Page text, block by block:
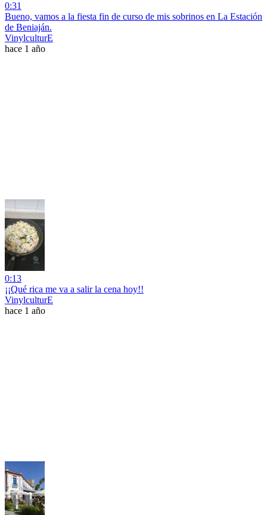
0:31
Bueno, vamos a la fiesta fin de curso de mis sobrinos en La Estación
de Beniaján.
VinylculturE
hace 1 año
0:13
¡¡Qué rica me va a salir la cena hoy!!
VinylculturE
hace 1 año